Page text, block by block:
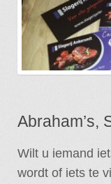
Abraham’s,
Wilt u iemand
wordt of iets te